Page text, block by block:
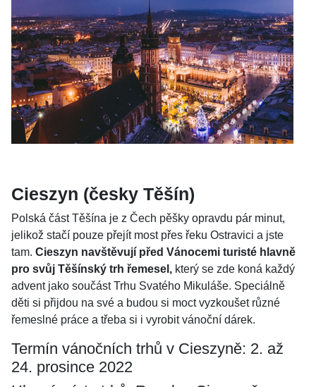
Cieszyn (česky Těšín)
Polská část Těšína je z Čech pěšky opravdu pár minut,
jelikož stačí pouze přejít most přes řeku Ostravici a jste
tam. Cieszyn navštěvují před Vánocemi turisté hlavně
pro svůj Těšínský trh řemesel, který se zde koná každý
advent jako součást Trhu Svatého Mikuláše. Speciálně
děti si přijdou na své a budou si moct vyzkoušet různé
řemeslné práce a třeba si i vyrobit vánoční dárek.
Termín vánočních trhů v Cieszyně: 2. až
24. prosince 2022